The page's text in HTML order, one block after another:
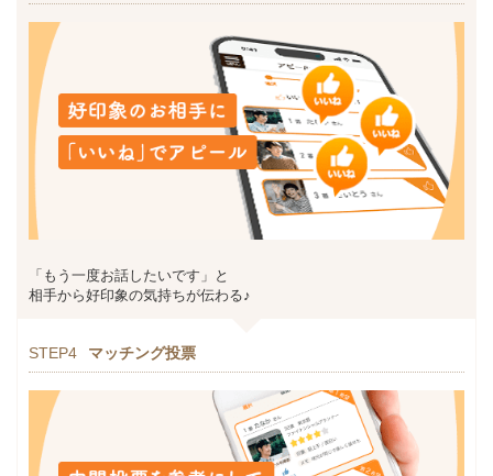
「もう一度お話したいです」と
相手から好印象の気持ちが伝わる♪
STEP4 マッチング投票